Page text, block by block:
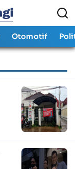
Otomotif